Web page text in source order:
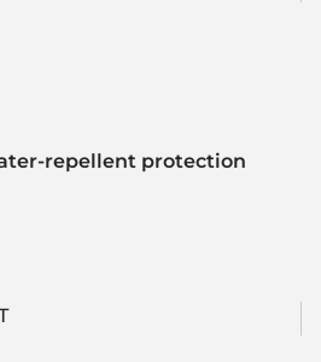
repellent protection